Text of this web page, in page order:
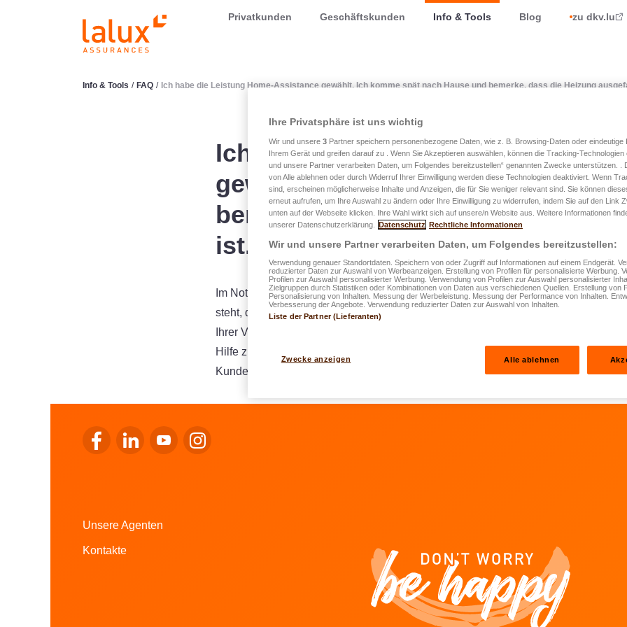
LALUX AssurancesPrivatkunden Geschäftskunden Info & Tools Blog zu dkv.lu
Info & Tools / FAQ / Ich habe die Leistung Home-Assistance gewählt. Ich komme spät nach Hause und bemerke, dass die Heizung
Ich habe die Leistung Home-
gewählt. Ich komme spät nach
bemerke, dass die Heizung
ist. Was kann ich tun?
Im Notfall oder bei einer Panne rufen Sie dann die Telefonnummer an, die auf
steht, die Ihnen zusammen mit dem Vertrag ausgehändigt wurde. Ihr
Ihrer Versicherungsnummer fragen und das Nötige veranlassen, damit ganz
Hilfe zu Ihnen nach Hause kommt Die Versicherung "Home Assistance" ist ein
Kundensupport, der Ihnen an sieben Tagen in der Woche rund um die Uhr zur
Zum Facebook von LALUX gehen
Zum LinkedIn von LALUX gehen
Zum YouTube von LALUX gehen
Zum Instagram von LALUX gehen
Unsere Agenten
Kontakte
Ihre Privatsphäre ist uns wichtig
Wir und unsere 3 Partner speichern personenbezogene Daten, wie z. B. Browsing-Daten oder eindeutige
Ihrem Gerät und greifen darauf zu . Wenn Sie Akzeptieren auswählen, können die Tracking-Technologien
und unsere Partner verarbeiten Daten, um Folgendes bereitzustellen“ genannten Zwecke unterstützen. .
von Alle ablehnen oder durch Widerruf Ihrer Einwilligung werden diese Technologien deaktiviert. Wenn
sind, erscheinen möglicherweise Inhalte und Anzeigen, die für Sie weniger relevant sind. Sie können
erneut aufrufen, um Ihre Auswahl zu ändern oder Ihre Einwilligung zu widerrufen, indem Sie auf den Link
unten auf der Webseite klicken. Ihre Wahl wirkt sich auf unsere/n Website aus. Weitere Informationen
unserer Datenschutzerklärung.
Datenschutz Rechtliche Informationen
Wir und unsere Partner verarbeiten Daten, um Folgendes bereitzustellen:
Verwendung genauer Standortdaten. Speichern von oder Zugriff auf Informationen auf einem Endgerät.
reduzierter Daten zur Auswahl von Werbeanzeigen. Erstellung von Profilen für personalisierte Werbung.
Profilen zur Auswahl personalisierter Werbung. Verwendung von Profilen zur Auswahl personalisierter
Zielgruppen durch Statistiken oder Kombinationen von Daten aus verschiedenen Quellen. Erstellung von
Personalisierung von Inhalten. Messung der Werbeleistung. Messung der Performance von Inhalten.
Verbesserung der Angebote. Verwendung reduzierter Daten zur Auswahl von Inhalten.
Liste der Partner (Lieferanten)
Zwecke anzeigen Alle ablehnen